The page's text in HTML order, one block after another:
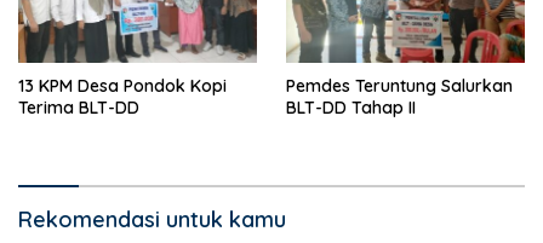
13 KPM Desa Pondok Kopi
Terima BLT-DD
Pemdes Teruntung Salurkan
BLT-DD Tahap II
Rekomendasi untuk kamu